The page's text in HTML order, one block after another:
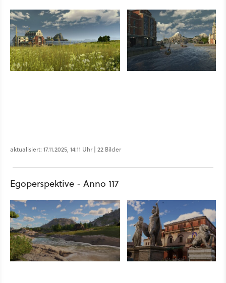
aktualisiert: 17.11.2025, 14:11 Uhr | 22 Bilder
Egoperspektive - Anno 117